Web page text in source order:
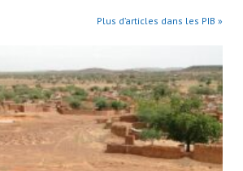
Plus d’articles dans les PIB »